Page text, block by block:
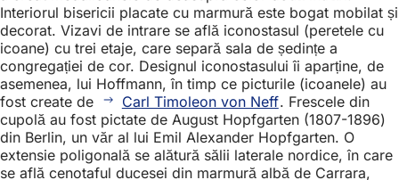
Interiorul bisericii placate cu marmură este bogat mobilat și
decorat. Vizavi de intrare se află iconostasul (peretele cu
icoane) cu trei etaje, care separă sala de ședințe a
congregației de cor. Designul iconostasului îi aparține, de
asemenea, lui Hoffmann, în timp ce picturile (icoanele) au
fost create de
Carl Timoleon von Neff. Frescele din
cupolă au fost pictate de August Hopfgarten (1807-1896)
din Berlin, un văr al lui Emil Alexander Hopfgarten. O
extensie poligonală se alătură sălii laterale nordice, în care
se află cenotaful ducesei din marmură albă de Carrara,